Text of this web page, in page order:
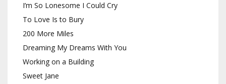
I’m So Lonesome I Could Cry
To Love Is to Bury
200 More Miles
Dreaming My Dreams With You
Working on a Building
Sweet Jane